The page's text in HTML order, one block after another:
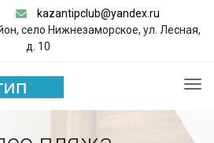
kazantipclub@yandex.ru
село Нижнезаморское, ул. Лесная,
д. 10